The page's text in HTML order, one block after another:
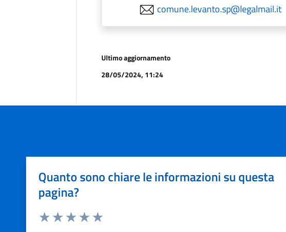
comune.levanto.sp@legalmail.it
Ultimo aggiornamento
28/05/2024, 11:24
Quanto sono chiare le informazioni su questa
pagina?